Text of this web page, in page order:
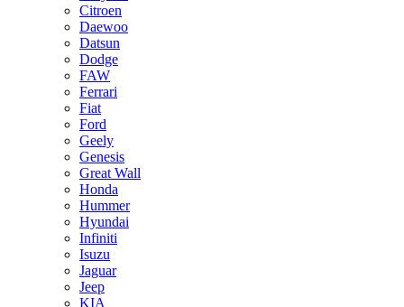
Citroen
Daewoo
Datsun
Dodge
FAW
Ferrari
Fiat
Ford
Geely
Genesis
Great Wall
Honda
Hummer
Hyundai
Infiniti
Isuzu
Jaguar
Jeep
KIA